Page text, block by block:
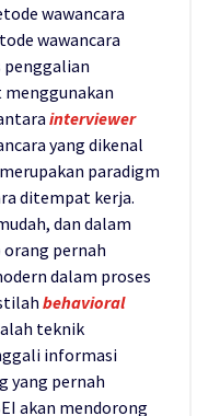
wawancara
wawancara
penggalian
interviewer
yang dikenal
paradigm
ditempat kerja.
dan dalam
pernah
dalam proses
behavioral
teknik
informasi
yang pernah
akan mendorong